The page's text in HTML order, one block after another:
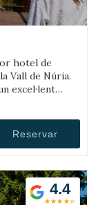
hotel de
Vall de Núria.
excel·lent
Reservar
4.4